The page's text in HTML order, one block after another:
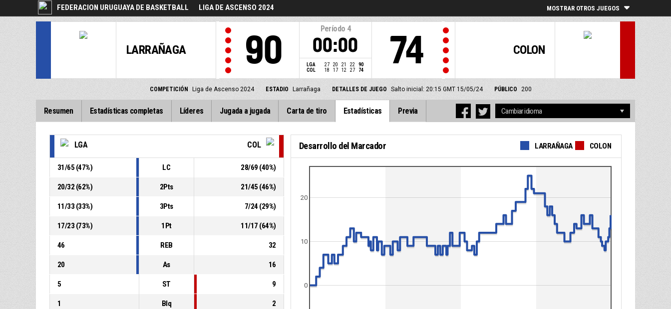
FEDERACION URUGUAYA DE BASKETBALL LIGA DE ASCENSO 2024 MOSTRAR OTROS JUEGOS
LARRAÑAGA 90
Período 4
00:00
LGA 27 20 21 22
90
COL
18 17 12 27 74
COLON
74
COMPETICIÓN Liga de Ascenso 2024 ESTADIO Larrañaga DETALLES DE JUEGO Salto inicial: 20:15 GMT 15/05/24 PÚBLICO 200
Resumen Estadísticas completas Líderes Jugada a jugada Carta de tiro Estadísticas Previa
LGA COL
31/65 (47%) LC 28/69 (40%)
20/32 (62%) 2Pts 21/45 (46%)
11/33 (33%) 3Pts 7/24 (29%)
17/23 (73%) 1Pt 11/17 (64%)
46 REB 32
20 As 16
5 ST 9
1 Blq 2
Desarrollo del Marcador LARRAÑAGA COLON
0
10
20